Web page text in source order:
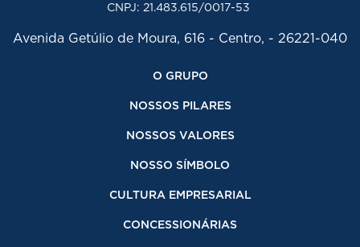
CNPJ: 21.483.615/0017-53
Avenida Getúlio de Moura, 616 - Centro, - 26221-040
O GRUPO
NOSSOS PILARES
NOSSOS VALORES
NOSSO SÍMBOLO
CULTURA EMPRESARIAL
CONCESSIONÁRIAS